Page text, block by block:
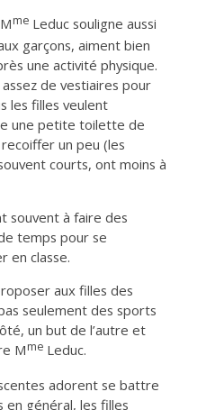
me Leduc souligne aussi
garçons, aiment bien
une activité physique.
de vestiaires pour
les filles veulent
une petite toilette de
un peu (les
courts, ont moins à
souvent à faire des
temps pour se
en classe.
aux filles des
seulement des sports
un but de l’autre et
Mme Leduc.
adorent se battre
en général, les filles